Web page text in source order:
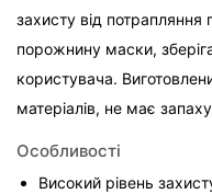
захисту від потрапляння
порожнину маски,
користувача.
матеріалів, не має
Особливості
Високий рівень